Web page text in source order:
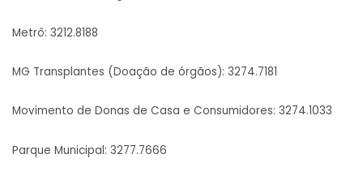
Metrô: 3212.8188
MG Transplantes (Doação de órgãos): 3274.7181
Movimento de Donas de Casa e Consumidores: 3274.1033
Parque Municipal: 3277.7666